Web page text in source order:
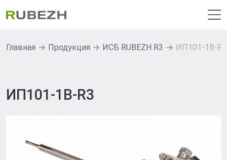
Главная Продукция ИСБ RUBEZH R3 ИП101-1В-R3
ИП101-1В-R3